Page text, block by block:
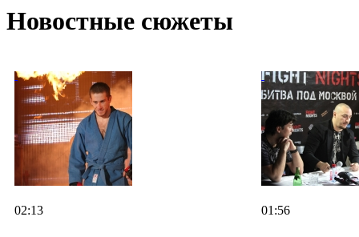
Новостные сюжеты
02:13 01:56